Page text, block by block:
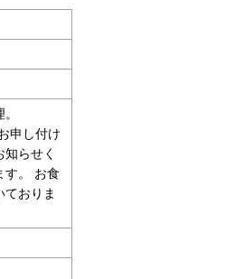
申し付け
らせく
す。 お食
おりま